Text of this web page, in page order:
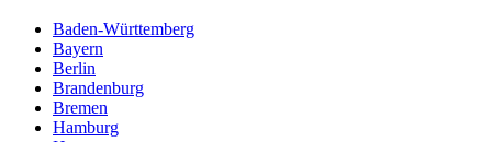
Baden-Württemberg
Bayern
Berlin
Brandenburg
Bremen
Hamburg